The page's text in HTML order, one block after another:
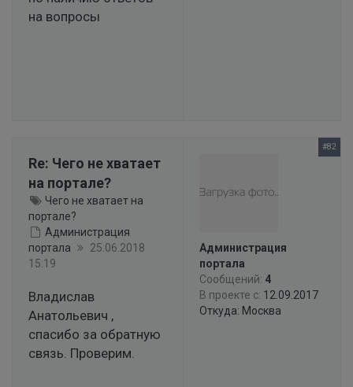
на вопросы
Re: Чего не хватает
на портале?
Чего не хватает на
портале?
Администрация
портала
25.06.2018
15:19
Владислав
Анатольевич ,
спасибо за обратную
связь. Проверим.
#82
Администрация
портала
Сообщений: 4
В проекте с: 12.09.2017
Откуда: Москва